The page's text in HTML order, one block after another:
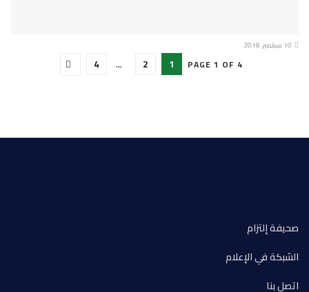
PAGE 1 OF 4
1
2
…
4
صحيفة إلتزام
الشبكة في الإعلام
اتصل بنا